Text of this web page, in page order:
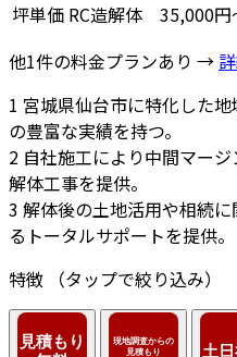
坪単価 RC造解体
35,000円
他1件の料金プランあり →
1 宮城県仙台市に特化した
の豊富な実績を持つ。
2 自社施工により中間マー
解体工事を提供。
3 解体後の土地活用や相続
るトータルサポートを提供。
特徴
（タップで絞り込み）